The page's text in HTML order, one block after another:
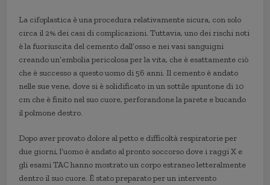
La cifoplastica è una procedura relativamente sicura, con solo
circa il 2% dei casi di complicazioni. Tuttavia, uno dei rischi noti
è la fuoriuscita del cemento dall’osso e nei vasi sanguigni
creando un’embolia pericolosa per la vita, che è esattamente ciò
che è successo a questo uomo di 56 anni. Il cemento è andato
nelle sue vene, dove si è solidificato in un sottile spuntone di 10
cm che è finito nel suo cuore, perforandone la parete e bucando
il polmone destro.
Dopo aver provato dolore al petto e difficoltà respiratorie per
due giorni, l’uomo è andato al pronto soccorso dove i raggi X e
gli esami TAC hanno mostrato un corpo estraneo letteralmente
dentro il suo cuore. È stato preparato per un intervento